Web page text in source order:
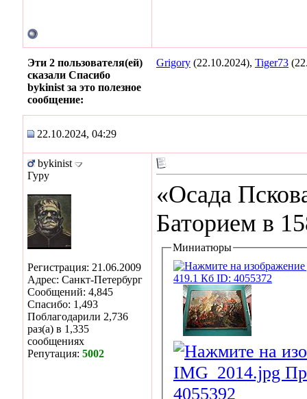
Эти 2 пользователя(ей)
сказали Спасибо
bykinist за это полезное
сообщение:
Grigory (22.10.2024), Tiger73
22.10.2024, 04:29
bykinist
Гуру
Регистрация: 21.06.2009
Адрес: Санкт-Петербург
Сообщений: 4,845
Спасибо: 1,493
Поблагодарили 2,736
раз(а) в 1,335
сообщениях
Репутация: 5002
«Осада
Баторием в
Миниатюры